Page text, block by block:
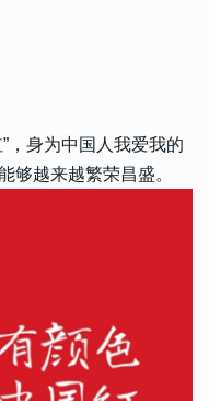
，身为中国人我爱我的
够越来越繁荣昌盛。